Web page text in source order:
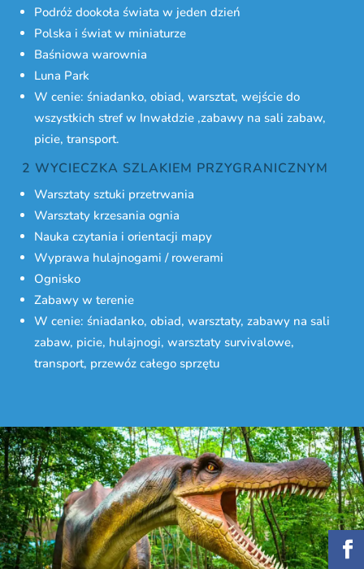
Podróż dookoła świata w jeden dzień
Polska i świat w miniaturze
Baśniowa warownia
Luna Park
W cenie: śniadanko, obiad, warsztat, wejście do
wszystkich stref w Inwałdzie ,zabawy na sali zabaw,
picie, transport.
2 WYCIECZKA SZLAKIEM PRZYGRANICZNYM
Warsztaty sztuki przetrwania
Warsztaty krzesania ognia
Nauka czytania i orientacji mapy
Wyprawa hulajnogami / rowerami
Ognisko
Zabawy w terenie
W cenie: śniadanko, obiad, warsztaty, zabawy na sali
zabaw, picie, hulajnogi, warsztaty survivalowe,
transport, przewóz całego sprzętu